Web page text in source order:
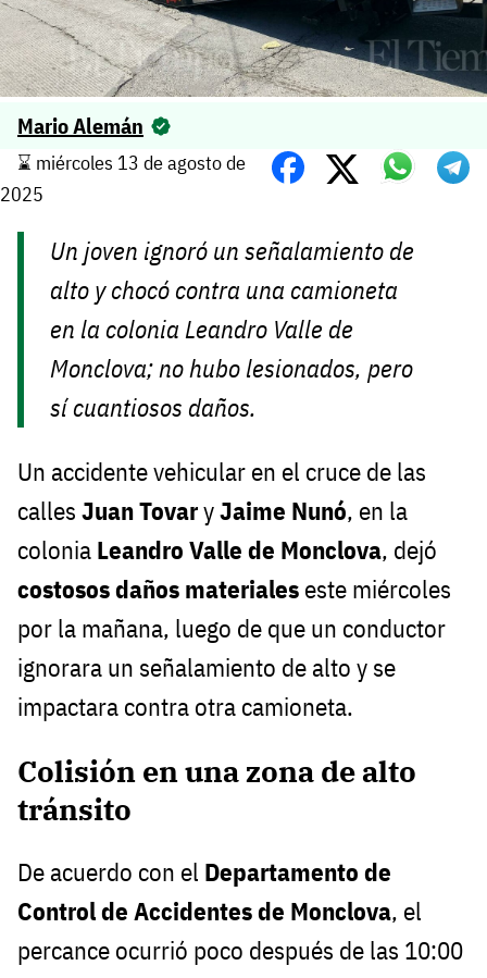
Mario Alemán
⌛️ miércoles 13 de agosto de
2025
Un joven ignoró un señalamiento de
alto y chocó contra una camioneta
en la colonia Leandro Valle de
Monclova; no hubo lesionados, pero
sí cuantiosos daños.
Un accidente vehicular en el cruce de las
calles Juan TovaryJaime Nunó, en la
colonia Leandro Valle de Monclova, dejó
costosos daños materiales este miércoles
por la mañana, luego de que un conductor
ignorara un señalamiento de alto y se
impactara contra otra camioneta.
Colisión en una zona de alto
tránsito
De acuerdo con el Departamento de
Control de Accidentes de Monclova, el
percance ocurrió poco después de las 10:00